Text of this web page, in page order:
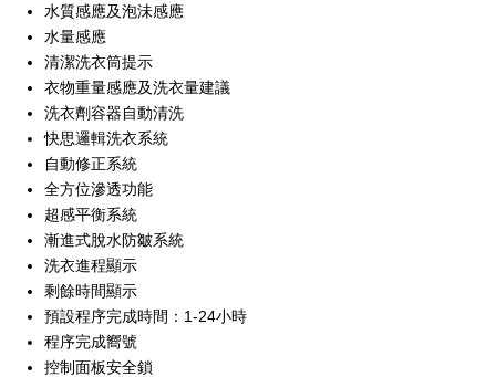
水質感應及泡沬感應
水量感應
清潔洗衣筒提示
衣物重量感應及洗衣量建議
洗衣劑容器自動清洗
快思邏輯洗衣系統
自動修正系統
全方位滲透功能
超感平衡系統
漸進式脫水防皺系統
洗衣進程顯示
剩餘時間顯示
預設程序完成時間：1-24小時
程序完成嚮號
控制面板安全鎖